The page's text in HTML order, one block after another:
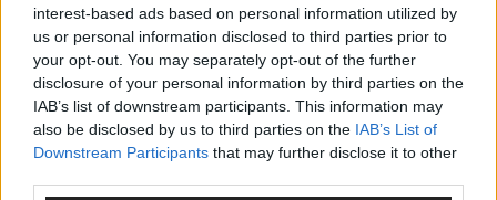
interest-based ads based on personal information utilized by
us or personal information disclosed to third parties prior to
your opt-out. You may separately opt-out of the further
disclosure of your personal information by third parties on the
IAB’s list of downstream participants. This information may
also be disclosed by us to third parties on the IAB’s List of
Downstream Participants that may further disclose it to other
ANZEIGE